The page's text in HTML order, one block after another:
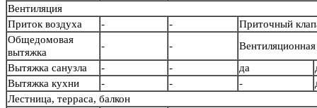
Вентиляция
Приток воздуха
- -
Приточный
Общедомовая
вытяжка
- -
Вытяжка санузла
- - да
Вытяжка кухни
- - -
Лестница, терраса, балкон